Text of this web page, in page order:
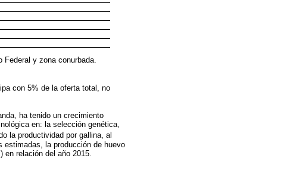
Federal y zona conurbada.
con 5% de la oferta total, no
ha tenido un crecimiento
en: la selección genética,
la productividad por gallina, al
estimadas, la producción de huevo
relación del año 2015.